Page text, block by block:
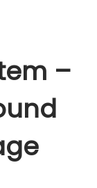
–